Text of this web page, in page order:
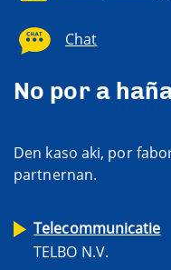
Chat
No por a
Den kaso aki, por
partnernan.
Telecommunicatie
TELBO N.V.